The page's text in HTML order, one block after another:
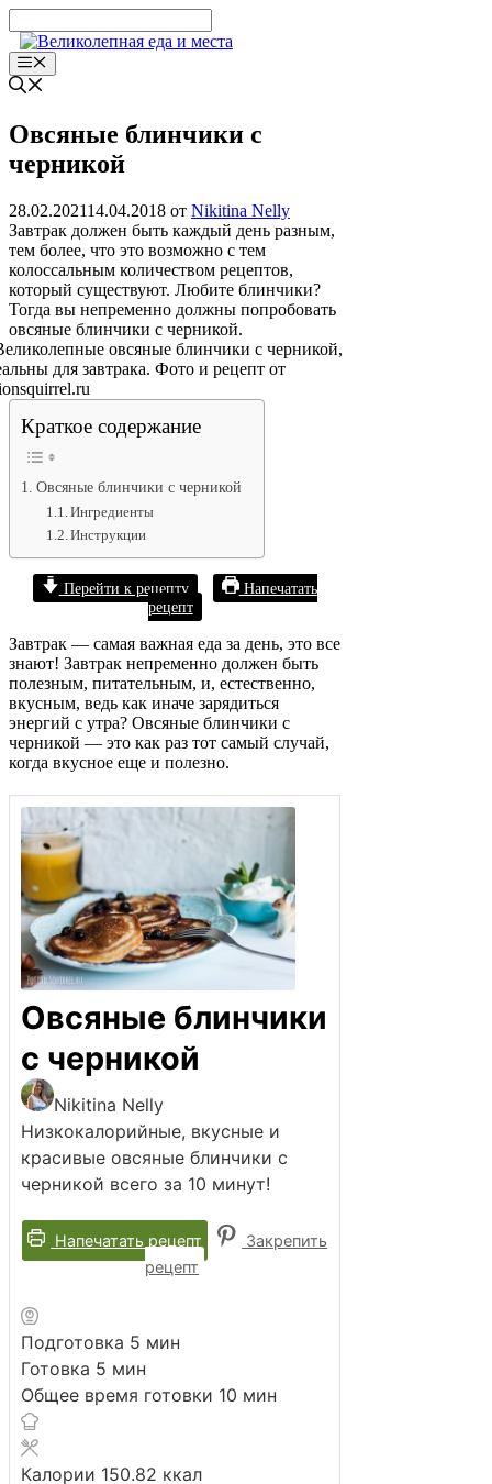
к
содержимому
Меню
Овсяные блинчики с
черникой
28.02.202114.04.2018 от Nikitina Nelly
Завтрак должен быть каждый день разным,
тем более, что это возможно с тем
колоссальным количеством рецептов,
который существуют. Любите блинчики?
Тогда вы непременно должны попробовать
овсяные блинчики с черникой.
Краткое содержание
Овсяные блинчики с черникой
Ингредиенты
Инструкции
Перейти к рецепту
Напечатать
рецепт
Завтрак — самая важная еда за день, это все
знают! Завтрак непременно должен быть
полезным, питательным, и, естественно,
вкусным, ведь как иначе зарядиться
энергий с утра? Овсяные блинчики с
черникой — это как раз тот самый случай,
когда вкусное еще и полезно.
Овсяные блинчики
с черникой
Nikitina Nelly
Низкокалорийные, вкусные и
красивые овсяные блинчики с
черникой всего за 10 минут!
Напечатать рецепт
Закрепить
рецепт
Подготовка 5 минут
мин
Готовка 5 минут
мин
Общее время готовки 10 минут
мин
Калории 150.82 ккал